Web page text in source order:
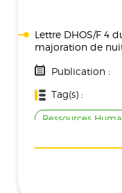
Lettre DHOS/F 4
majoration de
Publication :
Tag(s) :
Ressources